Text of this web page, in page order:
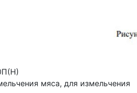
мяса, для измельчения